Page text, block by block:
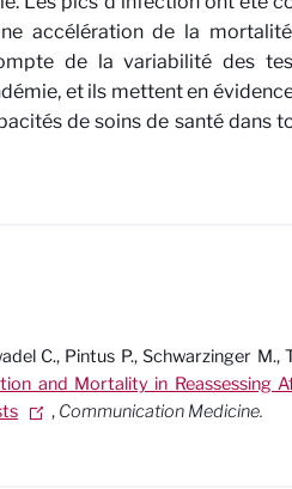
accélération de la
de la variabilité des
et ils mettent en
de soins de santé dans
C., Pintus P., Schwarzinger
and Mortality in Reassessing
, Communication Medicine.